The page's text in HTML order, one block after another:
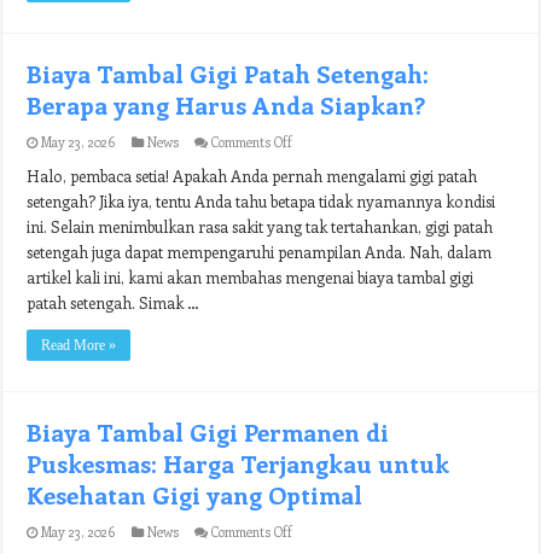
Biaya Tambal Gigi Patah Setengah:
Berapa yang Harus Anda Siapkan?
May 23, 2026 News Comments Offon
Tambal
Gigi
Patah
Setengah:
Berapa
Harus
Halo, pembaca setia! Apakah Anda pernah mengalami gigi patah
setengah? Jika iya, tentu Anda tahu betapa tidak nyamannya kondisi
ini. Selain menimbulkan rasa sakit yang tak tertahankan, gigi patah
setengah juga dapat mempengaruhi penampilan Anda. Nah, dalam
artikel kali ini, kami akan membahas mengenai biaya tambal gigi
patah setengah. Simak …
Read More »
Biaya Tambal Gigi Permanen di
Puskesmas: Harga Terjangkau untuk
Kesehatan Gigi yang Optimal
May 23, 2026 News Comments Offon